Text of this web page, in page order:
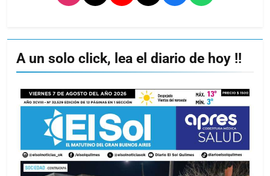
A un solo click, lea el diario de hoy !!